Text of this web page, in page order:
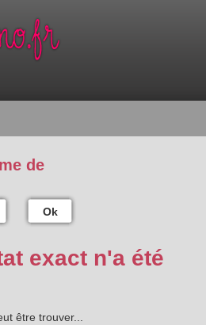
de
Ok
exact n'a été
être trouver...